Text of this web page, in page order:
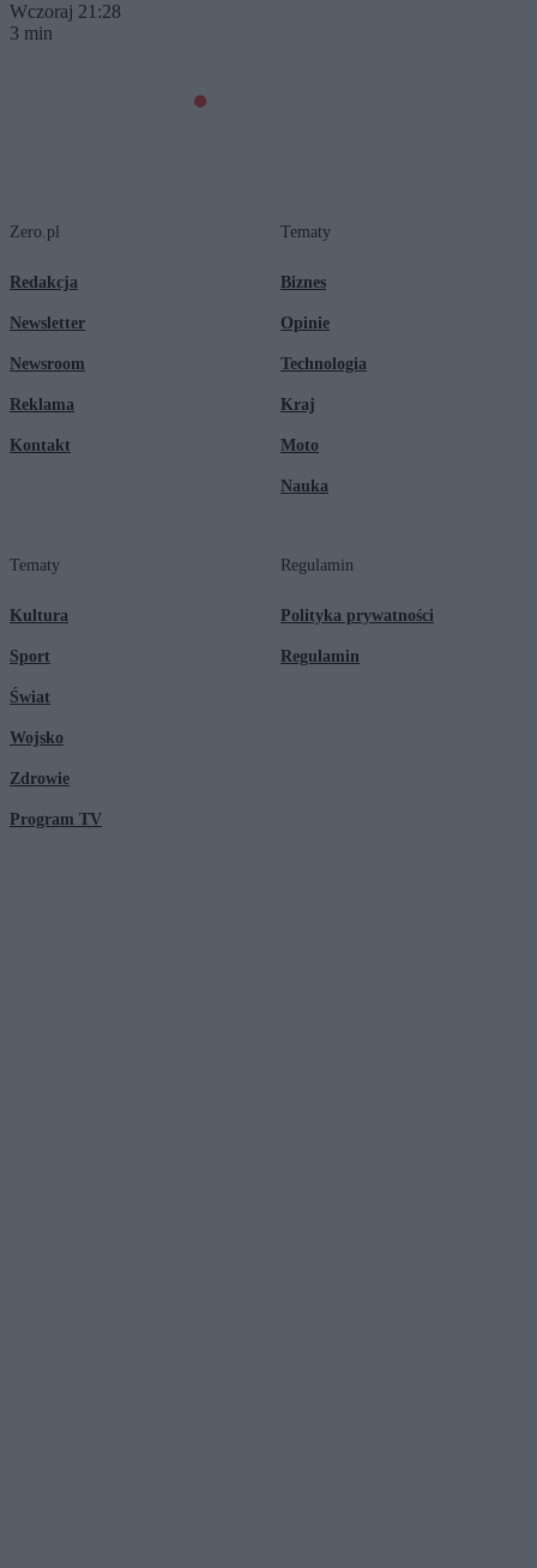
Wczoraj 21:28
3 min
Zero.pl
Redakcja
Newsletter
Newsroom
Reklama
Kontakt
Tematy
Biznes
Opinie
Technologia
Kraj
Moto
Nauka
Tematy
Kultura
Sport
Świat
Wojsko
Zdrowie
Program TV
Regulamin
Polityka prywatności
Regulamin